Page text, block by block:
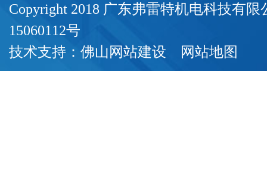
Copyright 2018 广东弗雷特机电科技有
15060112号
技术支持： 佛山网站建设 网站地图